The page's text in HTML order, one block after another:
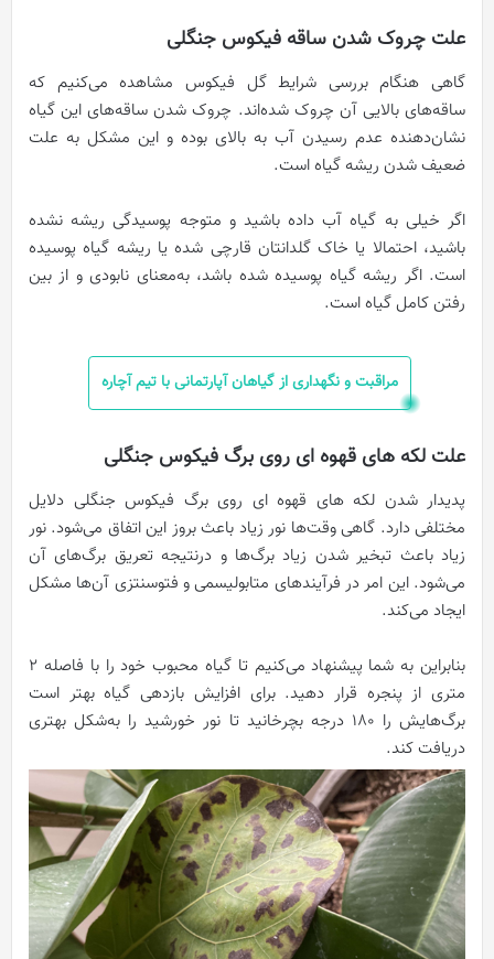
علت چروک شدن ساقه فیکوس جنگلی
گاهی هنگام بررسی شرایط گل فیکوس مشاهده می‌کنیم که
ساقه‌های بالایی آن چروک شده‌اند. چروک شدن ساقه‌های این گیاه
نشان‌دهنده عدم رسیدن آب به بالای بوده و این مشکل به علت
ضعیف شدن ریشه گیاه است.
اگر خیلی به گیاه آب داده باشید و متوجه پوسیدگی ریشه نشده
باشید، احتمالا یا خاک گلدانتان قارچی شده یا ریشه گیاه پوسیده
است. اگر ریشه گیاه پوسیده شده باشد، به‌معنای نابودی و از بین
رفتن کامل گیاه است.
مراقبت و نگهداری از گیاهان آپارتمانی با تیم آچاره
علت لکه‌ های قهوه‌ ای روی برگ فیکوس جنگلی
پدیدار شدن لکه‌ های قهوه‌ ای روی برگ فیکوس جنگلی دلایل
مختلفی دارد. گاهی وقت‌ها نور زیاد باعث بروز این اتفاق می‌شود. نور
زیاد باعث تبخیر شدن زیاد برگ‌ها و درنتیجه تعریق برگ‌های آن
می‌شود. این امر در فرآیندهای متابولیسمی و فتوسنتزی آن‌ها مشکل
ایجاد می‌کند.
بنابراین به شما پیشنهاد می‌کنیم تا گیاه محبوب خود را با فاصله 2
متری از پنجره قرار دهید. برای افزایش بازدهی گیاه بهتر است
برگ‌هایش را 180 درجه بچرخانید تا نور خورشید را به‌شکل بهتری
دریافت کند.